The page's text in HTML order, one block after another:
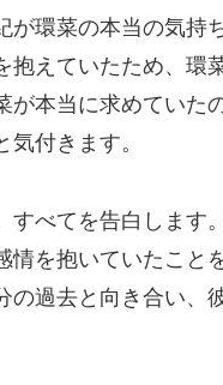
環菜の本当の気持
えていたため、環
が本当に求めていた
付きます。
すべてを告白します
を抱いていたこと
の過去と向き合い、